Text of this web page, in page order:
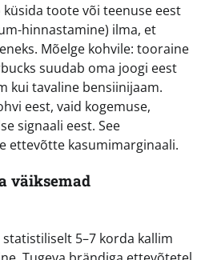
toote või teenuse eest
hinnastamine) ilma, et
Mõelge kohvile: tooraine
suudab oma joogi eest
kui tavaline bensiinijaam.
eest, vaid kogemuse,
signaali eest. See
ettevõtte kasumimarginaali.
väiksemad
5–7 korda kallim